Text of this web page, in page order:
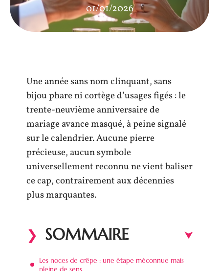
01/01/2026
Une année sans nom clinquant, sans
bijou phare ni cortège d’usages figés : le
trente-neuvième anniversaire de
mariage avance masqué, à peine signalé
sur le calendrier. Aucune pierre
précieuse, aucun symbole
universellement reconnu ne vient baliser
ce cap, contrairement aux décennies
plus marquantes.
SOMMAIRE
Les noces de crêpe : une étape méconnue mais
pleine de sens